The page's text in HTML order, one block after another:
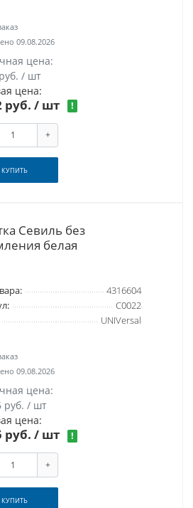
09.08.2026
цена:
/ шт
цена:
руб. / шт !
+
КУПИТЬ
Севиль без
белая
4316604
С0022
UNIVersal
09.08.2026
цена:
руб. / шт
цена:
руб. / шт !
+
КУПИТЬ